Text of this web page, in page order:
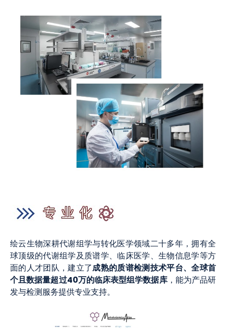
绘云生物深耕代谢组学与转化医学领域二十多年，拥有全
球顶级的代谢组学及质谱学、临床医学、生物信息学等方
面的人才团队，建立了成熟的质谱检测技术平台、全球首
个且数据量超过40万的临床表型组学数据库，能为产品研
发与检测服务提供专业支持。